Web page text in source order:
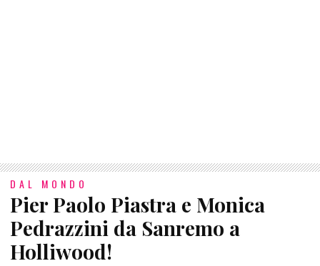
DAL MONDO
Pier Paolo Piastra e Monica
Pedrazzini da Sanremo a
Holliwood!